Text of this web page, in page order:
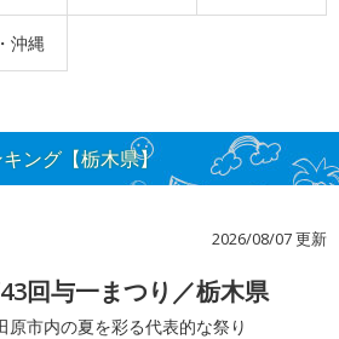
沖縄
ング【栃木県】
2026/08/07 更新
回与一まつり／栃木県
原市内の夏を彩る代表的な祭り